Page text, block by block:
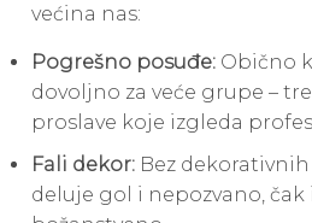
većina nas:
Pogrešno posuđe: Obično
dovoljno za veće grupe –
proslave koje izgleda
Fali dekor: Bez
deluje gol i nepozvano,